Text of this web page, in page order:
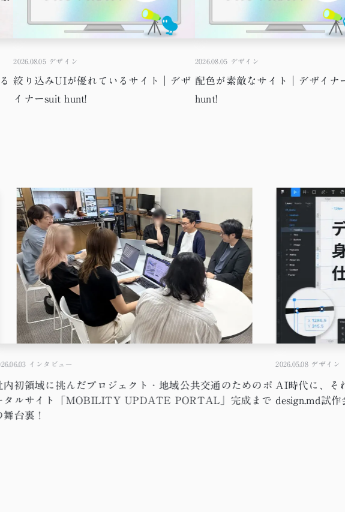
2026.08.05 デザイン
絞り込みUIが優れているサイト｜デザ
イナーsuit hunt!
2026.08.05 デザイン
配色が素敵なサイト｜デザイナ
hunt!
インタビュー
内初領域に挑んだプロジェクト・地域公共交通のためのポ
タルサイト「MOBILITY UPDATE PORTAL」完成まで
舞台裏！
2026.05.08 デザイン
AI時代に、そ
design.md試作